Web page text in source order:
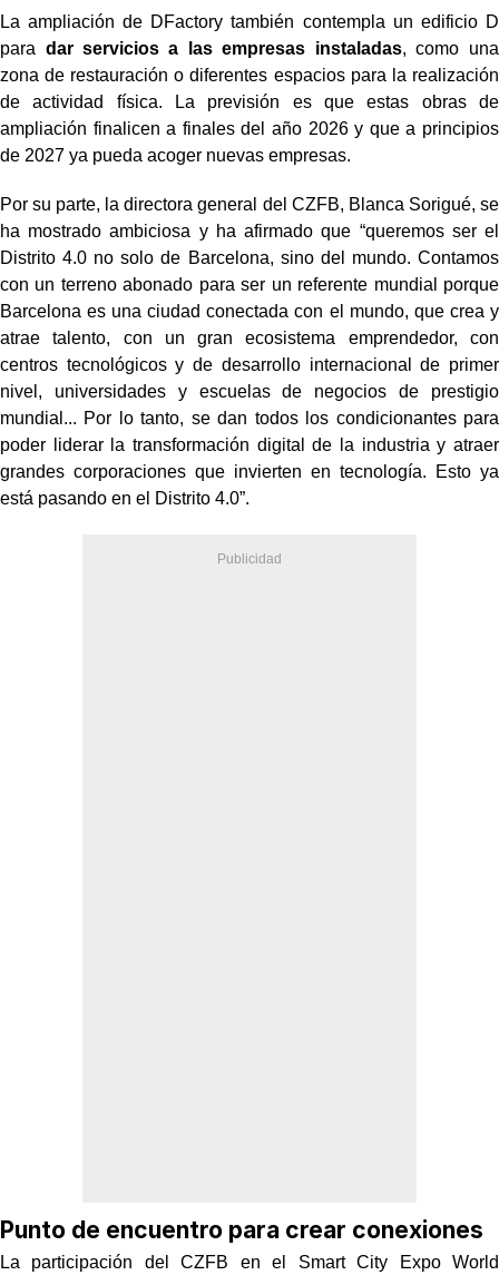
La ampliación de DFactory también contempla un edificio D
para dar servicios a las empresas instaladas, como una
zona de restauración o diferentes espacios para la realización
de actividad física. La previsión es que estas obras de
ampliación finalicen a finales del año 2026 y que a principios
de 2027 ya pueda acoger nuevas empresas.
Por su parte, la directora general del CZFB, Blanca Sorigué, se
ha mostrado ambiciosa y ha afirmado que “queremos ser el
Distrito 4.0 no solo de Barcelona, sino del mundo. Contamos
con un terreno abonado para ser un referente mundial porque
Barcelona es una ciudad conectada con el mundo, que crea y
atrae talento, con un gran ecosistema emprendedor, con
centros tecnológicos y de desarrollo internacional de primer
nivel, universidades y escuelas de negocios de prestigio
mundial... Por lo tanto, se dan todos los condicionantes para
poder liderar la transformación digital de la industria y atraer
grandes corporaciones que invierten en tecnología. Esto ya
está pasando en el Distrito 4.0”.
Punto de encuentro para crear conexiones
La participación del CZFB en el Smart City Expo World